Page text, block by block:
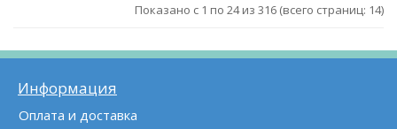
Показано с 1 по 24 из 316 (всего страниц: 14)
Информация
Оплата и доставка